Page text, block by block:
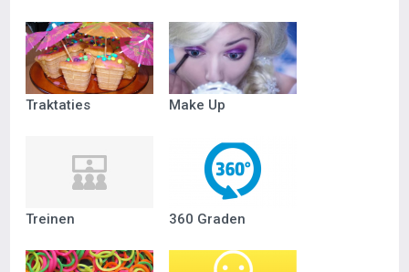
Traktaties Make Up
Treinen 360 Graden